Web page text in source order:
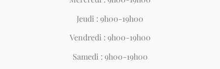
Jeudi : 9h00-19h00
Vendredi : 9h00-19h00
Samedi : 9h00-19h00